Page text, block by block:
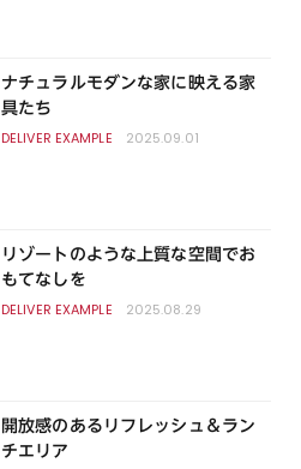
ナチュラルモダンな家に映える家
具たち
2025.09.01
リゾートのような上質な空間でお
もてなしを
2025.08.29
開放感のあるリフレッシュ＆ラン
チエリア